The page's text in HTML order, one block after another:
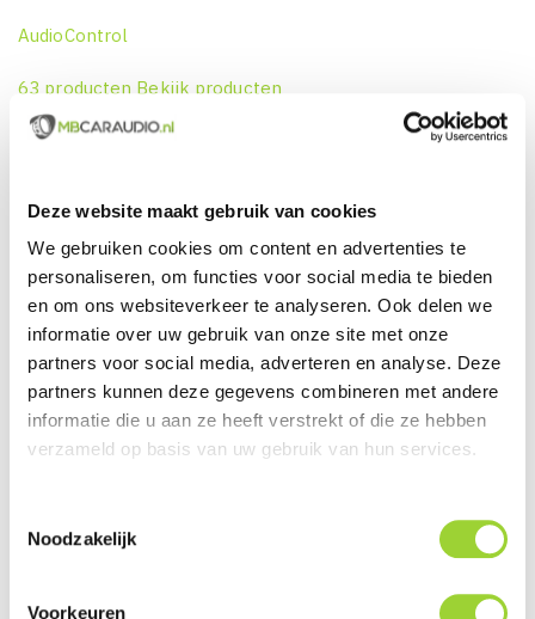
Deze website maakt gebruik van cookies
We gebruiken cookies om content en advertenties te
personaliseren, om functies voor social media te bieden
en om ons websiteverkeer te analyseren. Ook delen we
informatie over uw gebruik van onze site met onze
partners voor social media, adverteren en analyse. Deze
partners kunnen deze gegevens combineren met andere
informatie die u aan ze heeft verstrekt of die ze hebben
verzameld op basis van uw gebruik van hun services.
Noodzakelijk
Voorkeuren
AudioControl
63 producten Bekijk producten
Audison